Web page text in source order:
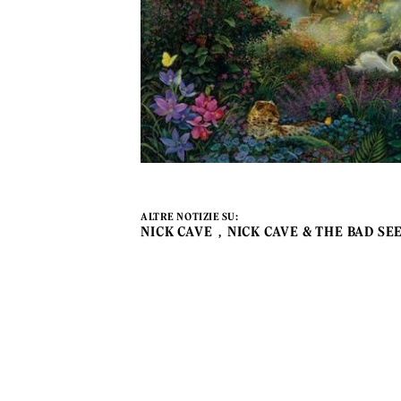
ALTRE NOTIZIE SU:
NICK CAVE NICK CAVE & THE BAD